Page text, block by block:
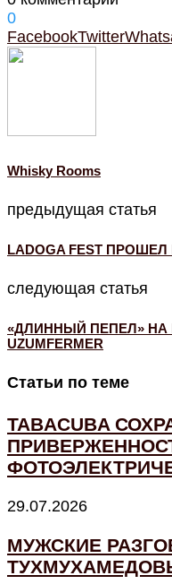
0
FacebookTwitter
Whisky Rooms
предыдущая статья
LADOGA FEST
следующая статья
«ДЛИННЫЙ ПЕПЕЛ»
UZUMFERMER
Статьи по теме
TABACUBA
29.07.2026
МУЖСКИЕ